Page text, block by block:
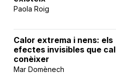
Paola Roig
Calor extrema i nens: els
efectes invisibles que cal
conèixer
Mar Domènech